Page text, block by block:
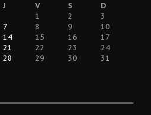
J V S
D
1
2
3
7 8 9
10
14 15 16
17
21 22 23
24
28 29 30
31